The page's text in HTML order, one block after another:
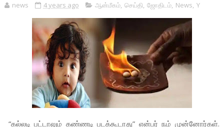
news 4 years ago ஆன்மீகம், செய்தி, ஜோதிடம், News, Y
“கல்லடி பட்டாலும் கண்ணடி படக்கூடாது” என்பர் நம் முன்னோர்கள்.